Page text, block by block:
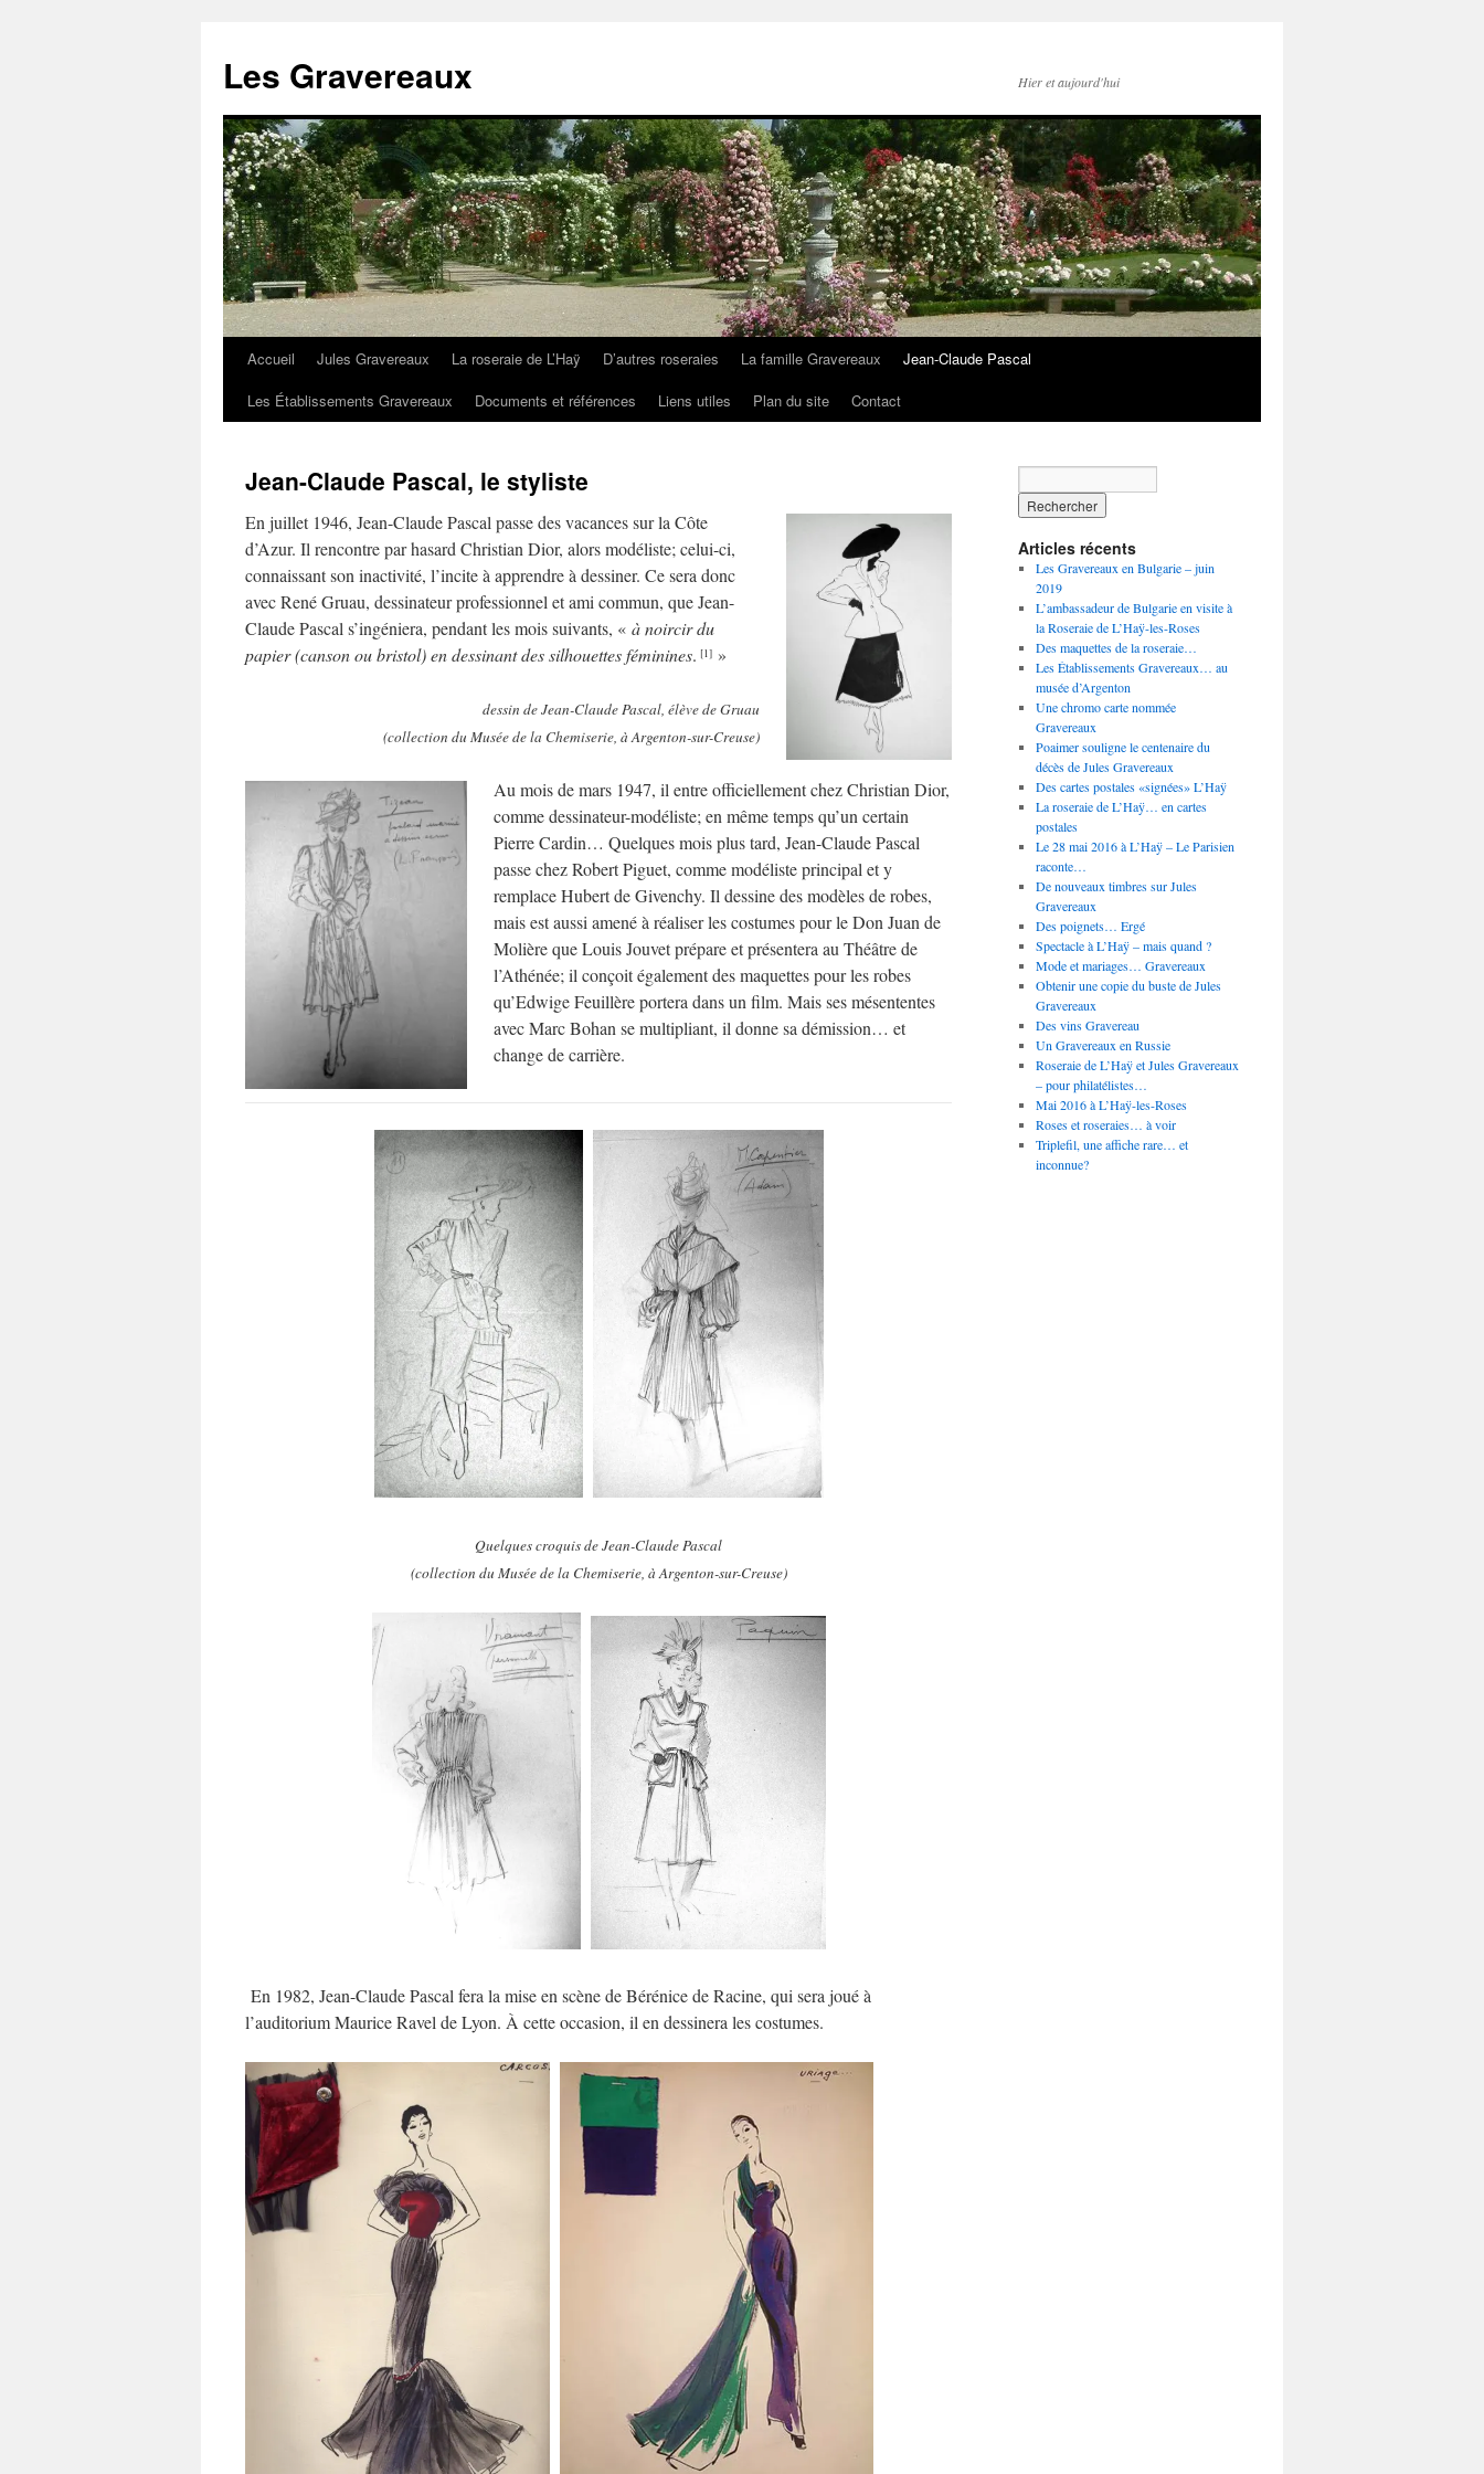
contenu
Les Gravereaux Hier et aujourd'hui
Accueil Jules Gravereaux La roseraie de L’Haÿ D’autres roseraies La famille Gravereaux
Jean-Claude Pascal
Les Établissements Gravereaux
Documents et références Liens utiles Plan du site Contact
Jean-Claude Pascal, le styliste
En juillet 1946, Jean-Claude Pascal passe des vacances sur la Côte
d’Azur. Il rencontre par hasard Christian Dior, alors modéliste; celui-ci,
connaissant son inactivité, l’incite à apprendre à dessiner. Ce sera donc
avec René Gruau, dessinateur professionnel et ami commun, que Jean-
Claude Pascal s’ingéniera, pendant les mois suivants, « à noircir du
papier (canson ou bristol) en dessinant des silhouettes féminines. [1] »
dessin de Jean-Claude Pascal, élève de Gruau
(collection du Musée de la Chemiserie, à Argenton-sur-Creuse)
Au mois de mars 1947, il entre officiellement chez Christian Dior,
comme dessinateur-modéliste; en même temps qu’un certain
Pierre Cardin… Quelques mois plus tard, Jean-Claude Pascal
passe chez Robert Piguet, comme modéliste principal et y
remplace Hubert de Givenchy. Il dessine des modèles de robes,
mais est aussi amené à réaliser les costumes pour le Don Juan de
Molière que Louis Jouvet prépare et présentera au Théâtre de
l’Athénée; il conçoit également des maquettes pour les robes
qu’Edwige Feuillère portera dans un film. Mais ses mésententes
avec Marc Bohan se multipliant, il donne sa démission… et
change de carrière.
Quelques croquis de Jean-Claude Pascal
(collection du Musée de la Chemiserie, à Argenton-sur-Creuse)
En 1982, Jean-Claude Pascal fera la mise en scène de Bérénice de Racine, qui sera joué à
l’auditorium Maurice Ravel de Lyon. À cette occasion, il en dessinera les costumes.
Articles récents
Les Gravereaux en Bulgarie – juin
2019
L’ambassadeur de Bulgarie en visite à
la Roseraie de L’Haÿ-les-Roses
Des maquettes de la roseraie…
Les Établissements Gravereaux… au
musée d’Argenton
Une chromo carte nommée
Gravereaux
Poaimer souligne le centenaire du
décès de Jules Gravereaux
Des cartes postales «signées» L’Haÿ
La roseraie de L’Haÿ… en cartes
postales
Le 28 mai 2016 à L’Haÿ – Le Parisien
raconte…
De nouveaux timbres sur Jules
Gravereaux
Des poignets… Ergé
Spectacle à L’Haÿ – mais quand ?
Mode et mariages… Gravereaux
Obtenir une copie du buste de Jules
Gravereaux
Des vins Gravereau
Un Gravereaux en Russie
Roseraie de L’Haÿ et Jules Gravereaux
– pour philatélistes…
Mai 2016 à L’Haÿ-les-Roses
Roses et roseraies… à voir
Triplefil, une affiche rare… et
inconnue?